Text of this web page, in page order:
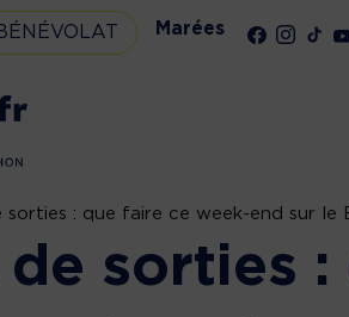
Marées
sorties : que faire ce week-end sur le
de sorties